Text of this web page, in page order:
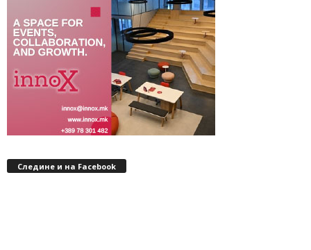
Следине и на Facebook